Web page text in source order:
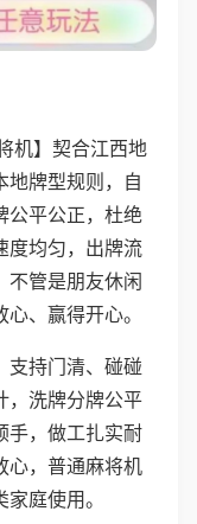
机】契合江西地
地牌型规则，自
公平公正，杜绝
度均匀，出牌流
不管是朋友休闲
、赢得开心。
支持门清、碰碰
，洗牌分牌公平
手，做工扎实耐
心，普通麻将机
庭使用。